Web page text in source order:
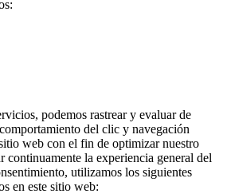
podemos rastrear y evaluar de
del clic y navegación
web con el fin de optimizar nuestro
continuamente la experiencia general del
utilizamos los siguientes
en este sitio web: